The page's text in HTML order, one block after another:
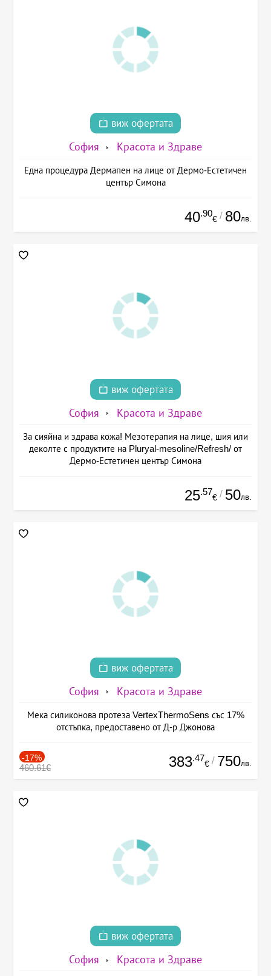
виж офертата
София Красота и Здраве
Една процедура Дермапен на лице от Дермо-Естетичен
център Симона
40.90
€ / 80лв.
виж офертата
София Красота и Здраве
За сияйна и здрава кожа! Мезотерапия на лице, шия или
деколте с продуктите на Pluryal-mesoline/Refresh/ от
Дермо-Естетичен център Симона
25.57
€ / 50лв.
виж офертата
София Красота и Здраве
Мека силиконова протеза VertexThermoSens със 17%
отстъпка, предоставено от Д-р Джонова
-17%
460.61€ 383.47
€ / 750лв.
виж офертата
София Красота и Здраве